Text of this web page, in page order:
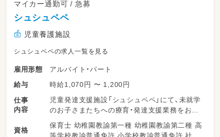
マイカー通勤可 / 急募
シュシュペペ
児童養護施設
シュシュペペの求人一覧を見る
雇用形態
アルバイト・パート
給与
時給1,070円 〜 1,200円
仕事
内容
児童発達支援施設「シュシュペペ」にて、未就学
のお子さまたちへの療育・発達支援業務をお願
いします♪
午前中のみの短時間勤務ですので、正社員のサ
資格
保育士 幼稚園教諭第一種 幼稚園教諭第二種 高
等学校教諭普通免許 小学校教諭普通免許 社会